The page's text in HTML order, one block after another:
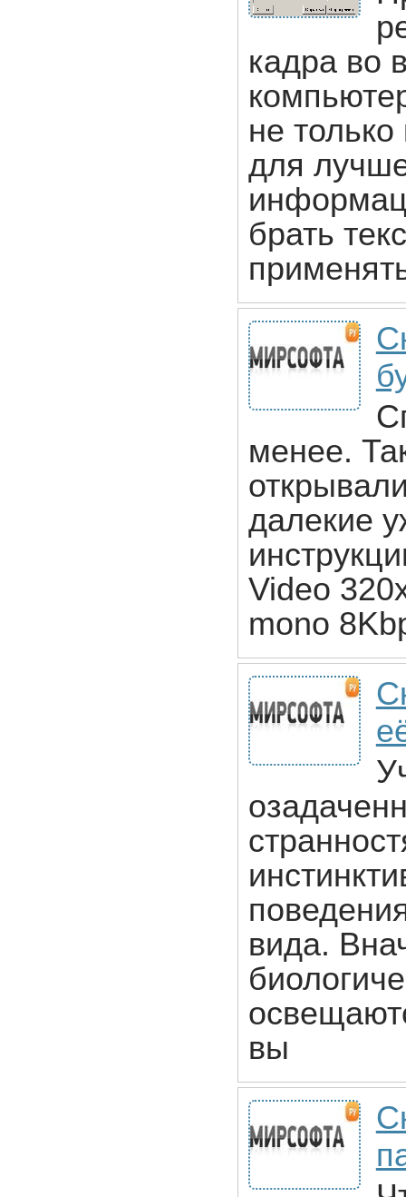
кадра во
не
для
брать
менее.
далекие
Video
mono
вида.
вы